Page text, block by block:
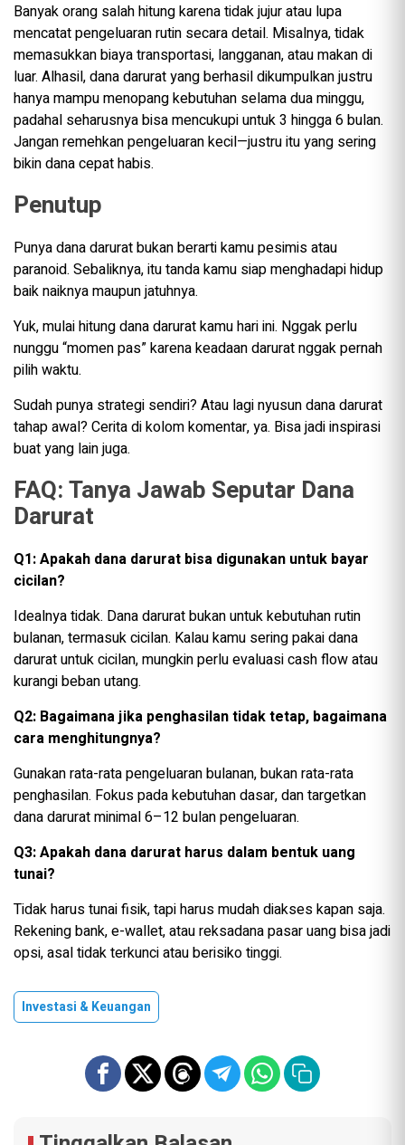
Banyak orang salah hitung karena tidak jujur atau lupa
mencatat pengeluaran rutin secara detail. Misalnya, tidak
memasukkan biaya transportasi, langganan, atau makan di
luar. Alhasil, dana darurat yang berhasil dikumpulkan justru
hanya mampu menopang kebutuhan selama dua minggu,
padahal seharusnya bisa mencukupi untuk 3 hingga 6 bulan.
Jangan remehkan pengeluaran kecil—justru itu yang sering
bikin dana cepat habis.
Penutup
Punya dana darurat bukan berarti kamu pesimis atau
paranoid. Sebaliknya, itu tanda kamu siap menghadapi hidup
baik naiknya maupun jatuhnya.
Yuk, mulai hitung dana darurat kamu hari ini. Nggak perlu
nunggu “momen pas” karena keadaan darurat nggak pernah
pilih waktu.
Sudah punya strategi sendiri? Atau lagi nyusun dana darurat
tahap awal? Cerita di kolom komentar, ya. Bisa jadi inspirasi
buat yang lain juga.
FAQ: Tanya Jawab Seputar Dana
Darurat
Q1: Apakah dana darurat bisa digunakan untuk bayar
cicilan?
Idealnya tidak. Dana darurat bukan untuk kebutuhan rutin
bulanan, termasuk cicilan. Kalau kamu sering pakai dana
darurat untuk cicilan, mungkin perlu evaluasi cash flow atau
kurangi beban utang.
Q2: Bagaimana jika penghasilan tidak tetap, bagaimana
cara menghitungnya?
Gunakan rata-rata pengeluaran bulanan, bukan rata-rata
penghasilan. Fokus pada kebutuhan dasar, dan targetkan
dana darurat minimal 6–12 bulan pengeluaran.
Q3: Apakah dana darurat harus dalam bentuk uang
tunai?
Tidak harus tunai fisik, tapi harus mudah diakses kapan saja.
Rekening bank, e-wallet, atau reksadana pasar uang bisa jadi
opsi, asal tidak terkunci atau berisiko tinggi.
Investasi & Keuangan